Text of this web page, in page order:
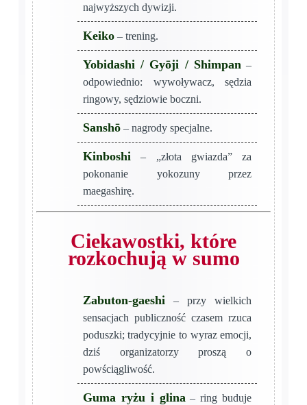
najwyższych dywizji.
Keiko– trening.
Yobidashi / Gyōji / Shimpan –
odpowiednio: wywoływacz, sędzia
ringowy, sędziowie boczni.
Sanshō– nagrody specjalne.
Kinboshi – „złota gwiazda” za
pokonanie yokozuny przez
maegashirę.
Ciekawostki, które
rozkochują w sumo
Zabuton-gaeshi – przy wielkich
sensacjach publiczność czasem rzuca
poduszki; tradycyjnie to wyraz emocji,
dziś organizatorzy proszą o
powściągliwość.
Guma ryżu i glina – ring buduje